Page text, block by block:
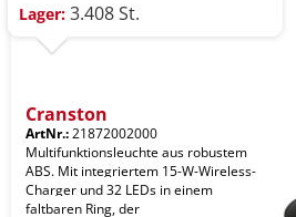
Lager: 3.408 St.
Cranston
ArtNr.:21872002000
Multifunktionsleuchte aus robustem
ABS. Mit integriertem 15-W-Wireless-
Charger und 32 LEDs in einem
faltbaren Ring, der